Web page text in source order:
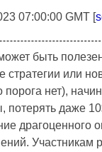
07:00:00 GMT [
быть
стратегии или
нет),
потерять даже